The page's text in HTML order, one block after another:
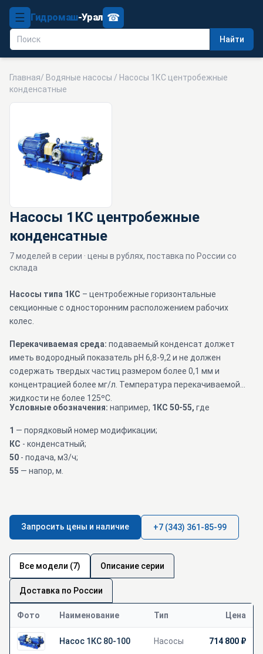
☰ Гидромаш-Урал
Найти
☎
Главная/ Водяные насосы / Насосы 1КС центробежные
конденсатные
Насосы 1КС центробежные
конденсатные
7 моделей в серии · цены в рублях, поставка по России со
склада
Насосы типа 1КС – центробежные горизонтальные
секционные с односторонним расположением рабочих
колес.
Перекачиваемая среда: подаваемый конденсат должет
иметь водородный показатель pH 6,8-9,2 и не должен
содержать твердых частиц размером более 0,1 мм и
концентрацией более мг/л. Температура перекачиваемой
жидкости не более 125ºС.
Условные обозначения: например, 1КС 50-55, где
1 — порядковый номер модификации;
КС - конденсатный;
50 - подача, м3/ч;
55 — напор, м.
Запросить цены и наличие +7 (343) 361-85-99
Все модели (7) Описание серии
Доставка по России
Фото Наименование Тип Цена
Насос 1КС 80-100 Насосы 714 800 ₽